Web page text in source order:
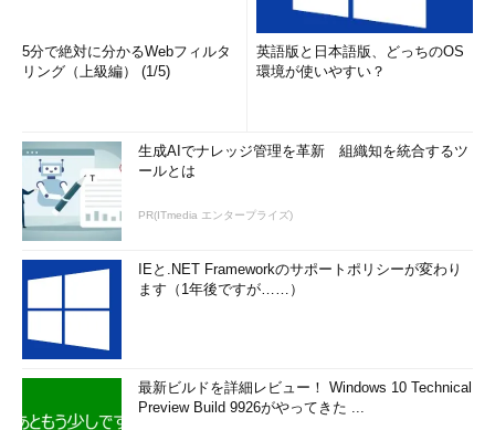
5分で絶対に分かるWebフィルタ
リング（上級編） (1/5)
英語版と日本語版、どっちのOS
環境が使いやすい？
生成AIでナレッジ管理を革新 組織知を統合するツ
ールとは
PR(ITmedia エンタープライズ)
IEと.NET Frameworkのサポートポリシーが変わり
ます（1年後ですが……）
最新ビルドを詳細レビュー！ Windows 10 Technical
Preview Build 9926がやってきた ...